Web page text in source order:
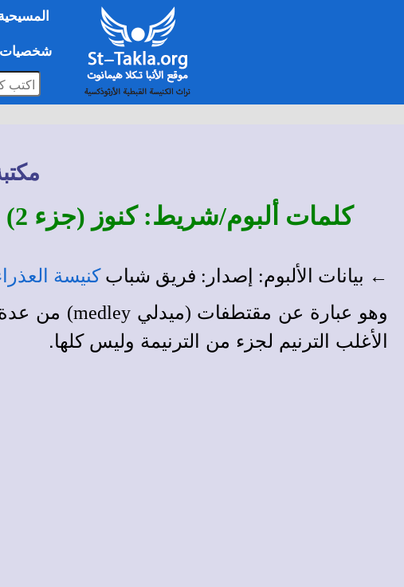
شخصيات
كلمات ألبوم/شريط: كنوز (جزء 2) - كنيسة السيدة العذراء، بدرياس بعين شمس، القاهرة، مصر
← بيانات الألبوم: إصدار: فريق شبابكنيسة
وهو عبارة عن مقتطفات (ميدلي medley) من عدة ترانيم تراثية جميلة، وهو ثلاثة أجزاء تقريبًا:
الأغلب الترنيم لجزء من الترنيمة وليس كلها.